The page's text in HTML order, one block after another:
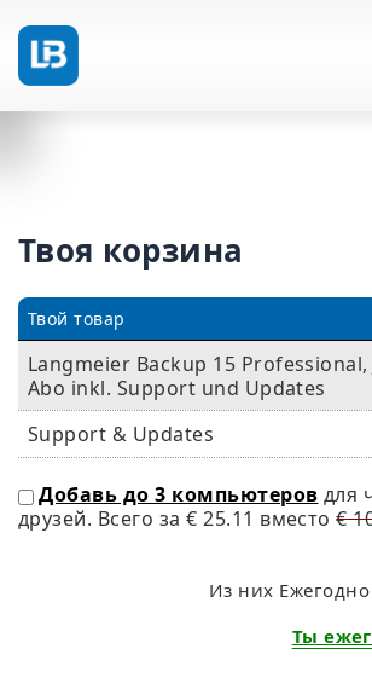
Твоя корзина
Твой товар
Langmeier Backup 15 Professional,
Abo inkl. Support und Updates
Support & Updates
Добавь до 3 компьютеров для
друзей. Всего за€ 25.11 вместо€
Из них
Ты